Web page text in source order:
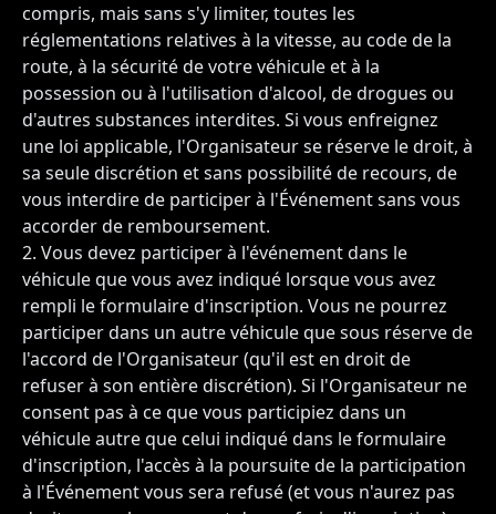
compris, mais sans s'y limiter, toutes les
réglementations relatives à la vitesse, au code de la
route, à la sécurité de votre véhicule et à la
possession ou à l'utilisation d'alcool, de drogues ou
d'autres substances interdites. Si vous enfreignez
une loi applicable, l'Organisateur se réserve le droit, à
sa seule discrétion et sans possibilité de recours, de
vous interdire de participer à l'Événement sans vous
accorder de remboursement.
Vous devez participer à l'événement dans le
véhicule que vous avez indiqué lorsque vous avez
rempli le formulaire d'inscription. Vous ne pourrez
participer dans un autre véhicule que sous réserve de
l'accord de l'Organisateur (qu'il est en droit de
refuser à son entière discrétion). Si l'Organisateur ne
consent pas à ce que vous participiez dans un
véhicule autre que celui indiqué dans le formulaire
d'inscription, l'accès à la poursuite de la participation
à l'Événement vous sera refusé (et vous n'aurez pas